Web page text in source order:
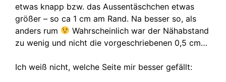
etwas knapp bzw. das Aussentäschchen etwas
größer – so ca 1 cm am Rand. Na besser so, als
anders rum
Wahrscheinlich war der Nähabstand
zu wenig und nicht die vorgeschriebenen 0,5 cm…
Ich weiß nicht, welche Seite mir besser gefällt: